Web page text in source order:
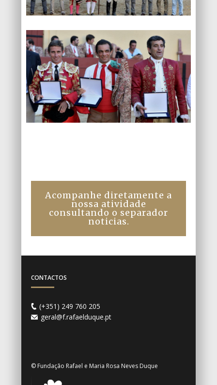
Acompanhe diretamente a
nossa atividade
consultando o separador
noticias.
CONTACTOS
(+351) 249 760 205
geral@f.rafaelduque.pt
© Fundação Rafael e Maria Rosa Neves Duque